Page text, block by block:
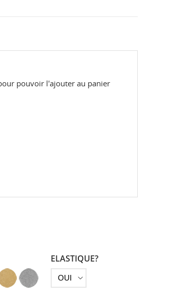
pouvoir l'ajouter au panier
Argent
-
ELASTIQUE?